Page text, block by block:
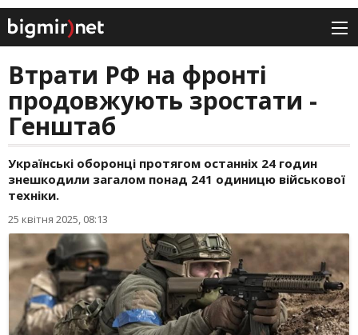
Втрати РФ на фронті
продовжують зростати -
Генштаб
Українські оборонці протягом останніх 24 годин
знешкодили загалом понад 241 одиницю військової
техніки.
25 квітня 2025, 08:13